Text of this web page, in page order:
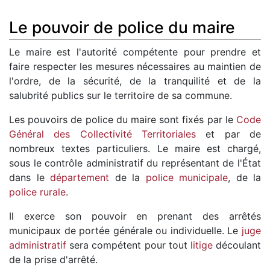
Le pouvoir de police du maire
Le maire est l'autorité compétente pour prendre et
faire respecter les mesures nécessaires au maintien de
l'ordre, de la sécurité, de la tranquilité et de la
salubrité publics sur le territoire de sa commune.
Les pouvoirs de police du maire sont fixés par le Code
Général des Collectivité Territoriales et par de
nombreux textes particuliers. Le maire est chargé,
sous le contrôle administratif du représentant de l'État
dans le département de la police municipale, de la
police rurale.
Il exerce son pouvoir en prenant des arrêtés
municipaux de portée générale ou individuelle. Le juge
administratif sera compétent pour tout litigedécoulant
de la prise d'arrêté.